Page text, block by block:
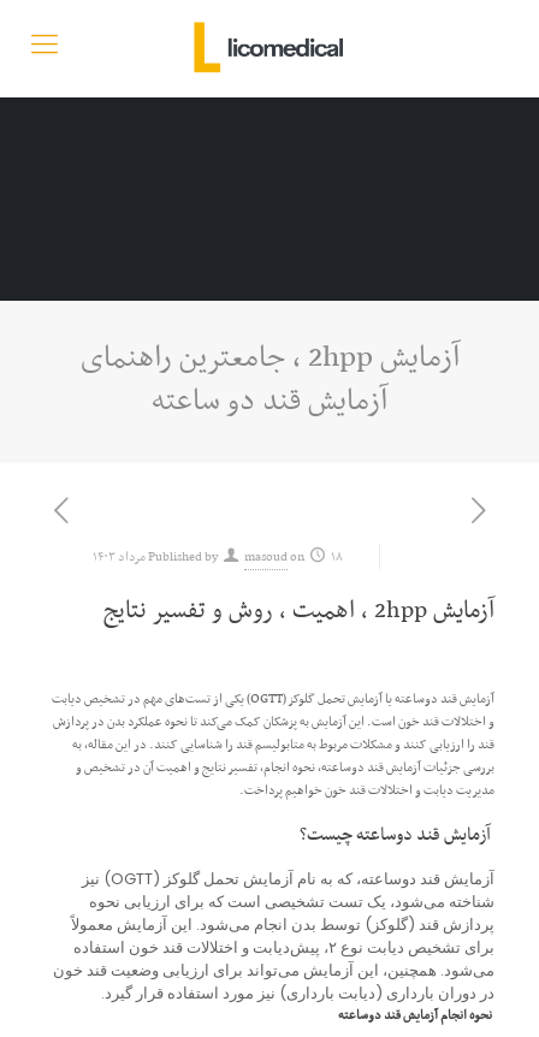
آزمایش 2hpp ، جامعترین راهنمای
آزمایش قند دو ساعته
Published by masoudon ۱۸ مرداد ۱۴۰۳
آزمایش 2hpp ، اهمیت ، روش و تفسیر نتایج
آزمایش قند دوساعته یا آزمایش تحمل گلوکز (OGTT) یکی از تست‌های مهم در تشخیص دیابت
و اختلالات قند خون است. این آزمایش به پزشکان کمک می‌کند تا نحوه عملکرد بدن در پردازش
قند را ارزیابی کنند و مشکلات مربوط به متابولیسم قند را شناسایی کنند. در این مقاله، به
بررسی جزئیات آزمایش قند دوساعته، نحوه انجام، تفسیر نتایج و اهمیت آن در تشخیص و
مدیریت دیابت و اختلالات قند خون خواهیم پرداخت.
آزمایش قند دوساعته چیست؟
آزمایش قند دوساعته، که به نام آزمایش تحمل گلوکز (OGTT) نیز
شناخته می‌شود، یک تست تشخیصی است که برای ارزیابی نحوه
پردازش قند (گلوکز) توسط بدن انجام می‌شود. این آزمایش معمولاً
برای تشخیص دیابت نوع ۲، پیش‌دیابت و اختلالات قند خون استفاده
می‌شود. همچنین، این آزمایش می‌تواند برای ارزیابی وضعیت قند خون
در دوران بارداری (دیابت بارداری) نیز مورد استفاده قرار گیرد.
نحوه انجام آزمایش قند دوساعته